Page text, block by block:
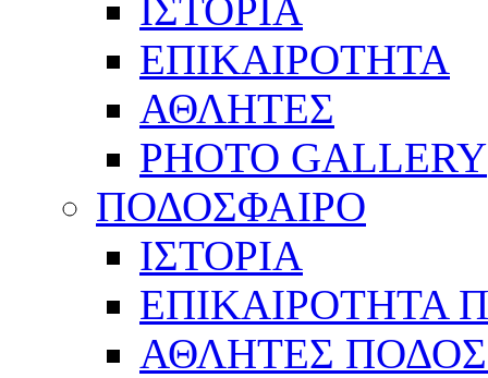
ΙΣΤΟΡΙΑ
ΕΠΙΚΑΙΡΟΤΗΤΑ
ΑΘΛΗΤΕΣ
PHOTO GALLERY
ΠΟΔΟΣΦΑΙΡΟ
ΙΣΤΟΡΙΑ
ΕΠΙΚΑΙΡΟΤΗΤΑ
ΑΘΛΗΤΕΣ